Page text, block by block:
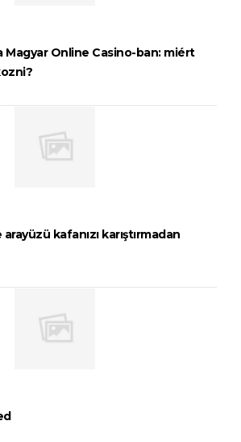
Magyar Online Casino-ban: miért
kafanızı karıştırmadan